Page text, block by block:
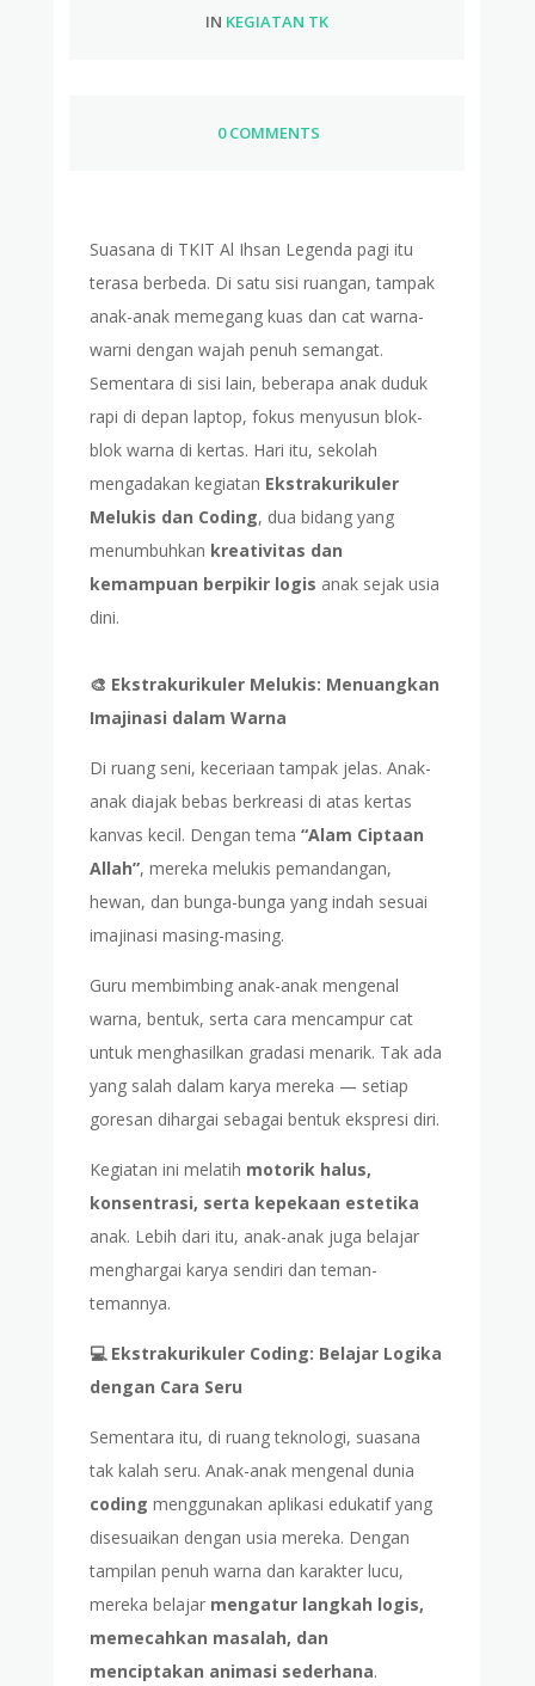
IN KEGIATAN TK
0 COMMENTS
Suasana di TKIT Al Ihsan Legenda pagi itu
terasa berbeda. Di satu sisi ruangan, tampak
anak-anak memegang kuas dan cat warna-
warni dengan wajah penuh semangat.
Sementara di sisi lain, beberapa anak duduk
rapi di depan laptop, fokus menyusun blok-
blok warna di kertas. Hari itu, sekolah
mengadakan kegiatan Ekstrakurikuler
Melukis dan Coding, dua bidang yang
menumbuhkan kreativitas dan
kemampuan berpikir logis anak sejak usia
dini.
🎨 Ekstrakurikuler Melukis: Menuangkan
Imajinasi dalam Warna
Di ruang seni, keceriaan tampak jelas. Anak-
anak diajak bebas berkreasi di atas kertas
kanvas kecil. Dengan tema “Alam Ciptaan
Allah”, mereka melukis pemandangan,
hewan, dan bunga-bunga yang indah sesuai
imajinasi masing-masing.
Guru membimbing anak-anak mengenal
warna, bentuk, serta cara mencampur cat
untuk menghasilkan gradasi menarik. Tak ada
yang salah dalam karya mereka — setiap
goresan dihargai sebagai bentuk ekspresi diri.
Kegiatan ini melatih motorik halus,
konsentrasi, serta kepekaan estetika
anak. Lebih dari itu, anak-anak juga belajar
menghargai karya sendiri dan teman-
temannya.
💻 Ekstrakurikuler Coding: Belajar Logika
dengan Cara Seru
Sementara itu, di ruang teknologi, suasana
tak kalah seru. Anak-anak mengenal dunia
coding menggunakan aplikasi edukatif yang
disesuaikan dengan usia mereka. Dengan
tampilan penuh warna dan karakter lucu,
mereka belajar mengatur langkah logis,
memecahkan masalah, dan
menciptakan animasi sederhana.